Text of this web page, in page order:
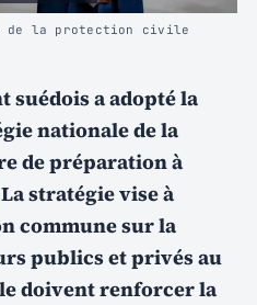
de la protection civile
suédois a adopté la
nationale de la
de préparation à
stratégie vise à
commune sur la
publics et privés au
doivent renforcer la